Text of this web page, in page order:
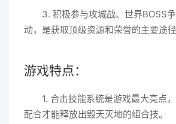
3. 积极参与攻城战、世界BOSS
动，是获取顶级资源和荣誉的主要途径
游戏特点：
1. 合击技能系统是游戏最大亮点
配合才能释放出毁天灭地的组合技。